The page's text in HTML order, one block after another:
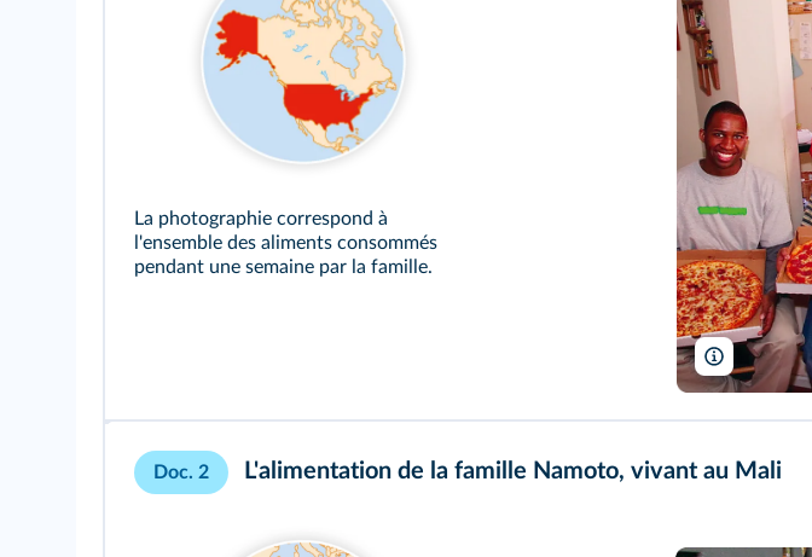
La photographie correspond à
l'ensemble des aliments consommés
pendant une semaine par la famille.
Peter Menzel
Doc. 2 L'alimentation de la famille Namoto, vivant au Mali